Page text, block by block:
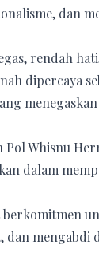
dan
rendah
dipercaya
Whisnu
dalam
mengabdi